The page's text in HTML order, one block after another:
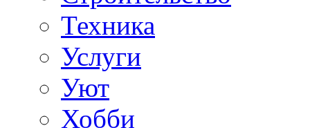
Техника
Услуги
Уют
Хобби